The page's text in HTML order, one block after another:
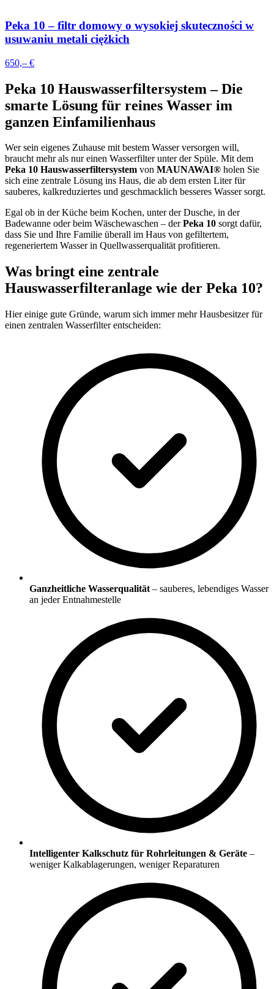
Peka 10 – filtr domowy o wysokiej skuteczności w
usuwaniu metali ciężkich
650,– €
Peka 10 Hauswasserfiltersystem – Die
smarte Lösung für reines Wasser im
ganzen Einfamilienhaus
Wer sein eigenes Zuhause mit bestem Wasser versorgen will,
braucht mehr als nur einen Wasserfilter unter der Spüle. Mit dem
Peka 10 Hauswasserfiltersystem von MAUNAWAI® holen Sie
sich eine zentrale Lösung ins Haus, die ab dem ersten Liter für
sauberes, kalkreduziertes und geschmacklich besseres Wasser sorgt.
Egal ob in der Küche beim Kochen, unter der Dusche, in der
Badewanne oder beim Wäschewaschen – derPeka 10 sorgt dafür,
dass Sie und Ihre Familie überall im Haus von gefiltertem,
regeneriertem Wasser in Quellwasserqualität profitieren.
Was bringt eine zentrale
Hauswasserfilteranlage wie der Peka 10?
Hier einige gute Gründe, warum sich immer mehr Hausbesitzer für
einen zentralen Wasserfilter entscheiden:
Ganzheitliche Wasserqualität – sauberes, lebendiges Wasser
an jeder Entnahmestelle
Intelligenter Kalkschutz für Rohrleitungen & Geräte –
weniger Kalkablagerungen, weniger Reparaturen